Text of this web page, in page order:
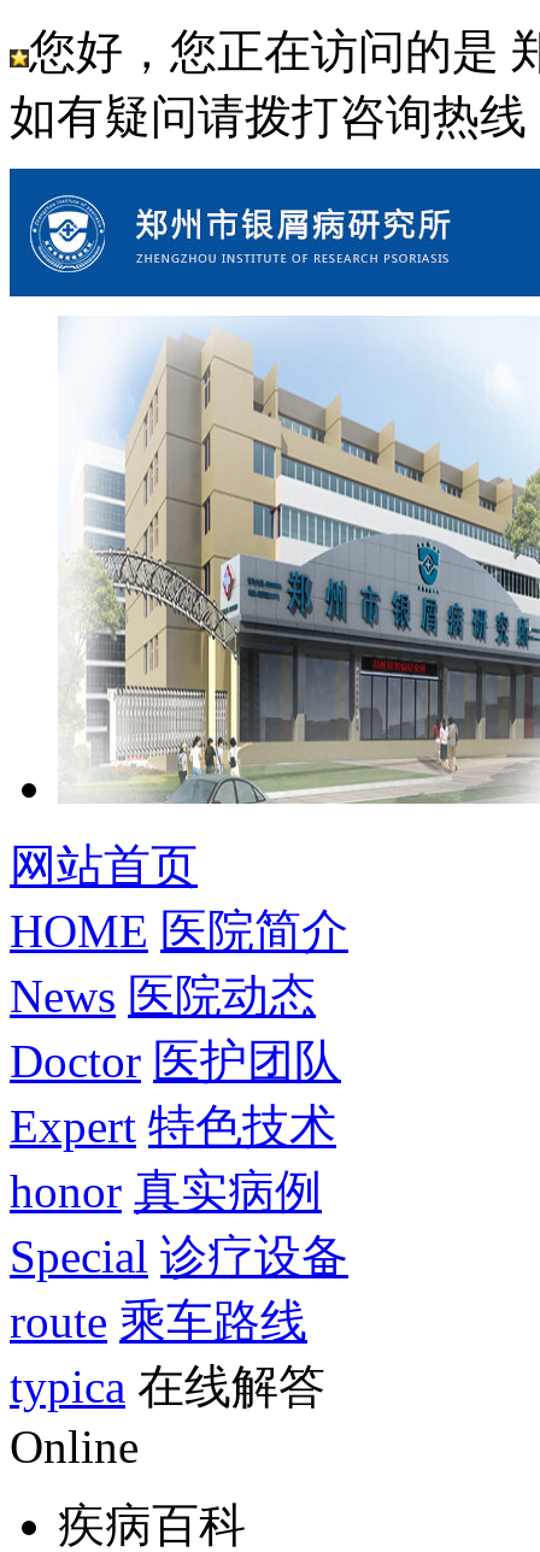
您好，您正在访问的是
如有疑问请拨打咨询热线
网站首页
HOME 医院简介
News 医院动态
Doctor 医护团队
Expert 特色技术
honor 真实病例
Special 诊疗设备
route 乘车路线
typica 在线解答
Online
疾病百科